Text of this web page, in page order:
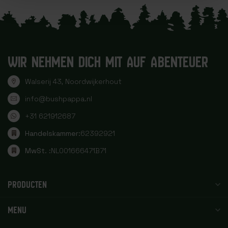
WIR NEHMEN DICH MIT AUF ABENTEUER
Walserij 43, Noordwijkerhout
info@bushpappa.nl
+31 621912687
Handelskammer:62392921
MwSt. :NL001666471B71
PRODUCTEN
MENU